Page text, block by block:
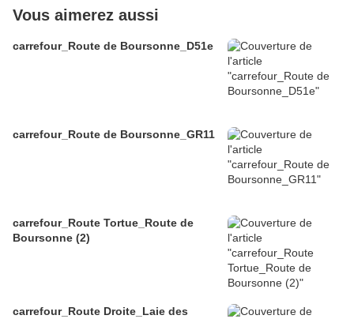
Vous aimerez aussi
carrefour_Route de Boursonne_D51e
carrefour_Route de Boursonne_GR11
carrefour_Route Tortue_Route de
Boursonne (2)
carrefour_Route Droite_Laie des